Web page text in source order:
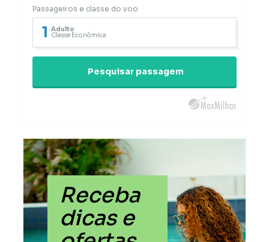
Passageiros e classe do voo
1 Adulto
Classe Econômica
Pesquisar passagem
Receba
dicas e